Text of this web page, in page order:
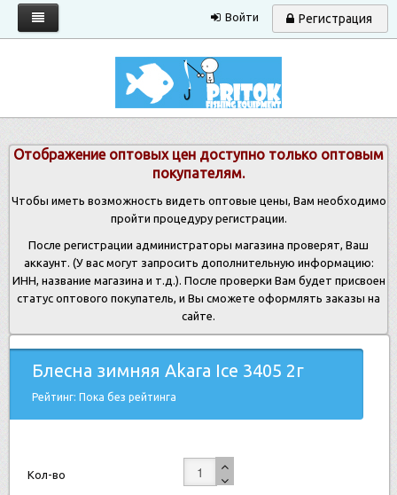
Войти Регистрация
Отображение оптовых цен доступно только оптовым
покупателям.
Чтобы иметь возможность видеть оптовые цены, Вам необходимо
пройти процедуру регистрации.
После регистрации администраторы магазина проверят, Ваш
аккаунт. (У вас могут запросить дополнительную информацию:
ИНН, название магазина и т.д.). После проверки Вам будет присвоен
статус оптового покупатель, и Вы сможете оформлять заказы на
сайте.
Блесна зимняя Akara Ice 3405 2г
Рейтинг: Пока без рейтинга
Кол-во
Запрос прайса
Условия работы
Новости